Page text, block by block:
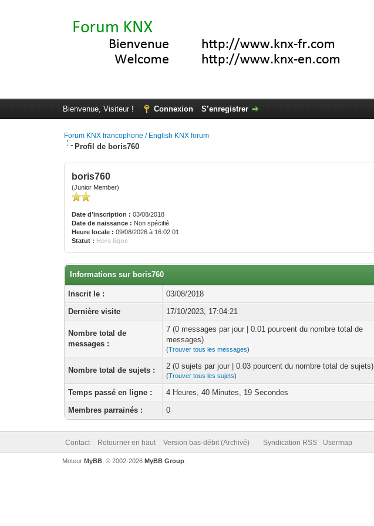
Bienvenue, Visiteur ! Connexion S’enregistrer
Forum KNX francophone / English KNX forum
Profil de boris760
boris760
(Junior Member)
Date d’inscription : 03/08/2018
Date de naissance : Non spécifié
Heure locale : 09/08/2026 à 16:02:01
Statut : Hors ligne
Informations sur boris760
Inscrit le :
03/08/2018
Dernière visite
17/10/2023, 17:04:21
Nombre total de
messages :
7 (0 messages par jour | 0.01 pourcent du nombre total de
messages)
(Trouver tous les messages)
Nombre total de sujets : 2 (0 sujets par jour | 0.03 pourcent du nombre total de sujets)
(Trouver tous les sujets)
Temps passé en ligne :
4 Heures, 40 Minutes, 19 Secondes
Membres parrainés :
0
Contact Retourner en haut Version bas-débit (Archivé) Syndication RSS Usermap
Moteur MyBB, © 2002-2026 MyBB Group.